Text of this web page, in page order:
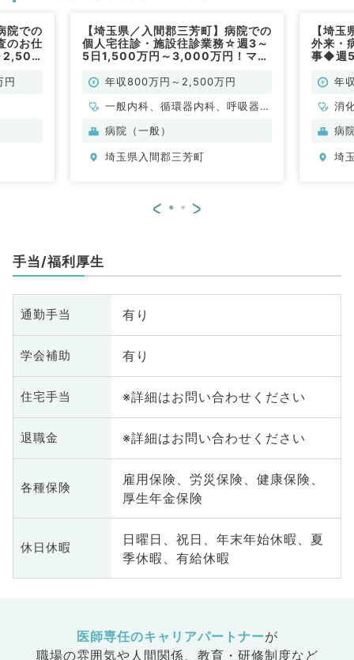
院での
のお仕
2,500
円
【埼玉県／入間郡三芳町】病院での
個人宅往診・施設往診業務☆週3～
5日1,500万円～3,000万円！マイ
勤）年収800万円～2,500万円
一般内科、循環器内科、呼吸器内
科、消化器内科、内分泌・代謝内
病院（一般）
埼玉県入間郡三芳町
【埼
外来・
事◆週
内科／
年
消
病
埼
< >
手当/福利厚生
通勤手当 有り
学会補助 有り
住宅手当 ※詳細はお問い合わせください
退職金 ※詳細はお問い合わせください
各種保険
雇用保険、労災保険、健康保険、
厚生年金保険
休日休暇
日曜日、祝日、年末年始休暇、夏
季休暇、有給休暇
医師専任のキャリアパートナーが
職場の雰囲気や人間関係、 教育・研修制度など